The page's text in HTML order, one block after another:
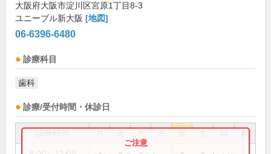
大阪府大阪市淀川区宮原1丁目8-3
ユニーブル新大阪 [地図]
06-6396-6480
診療科目
歯科
診療/受付時間・休診日
祝